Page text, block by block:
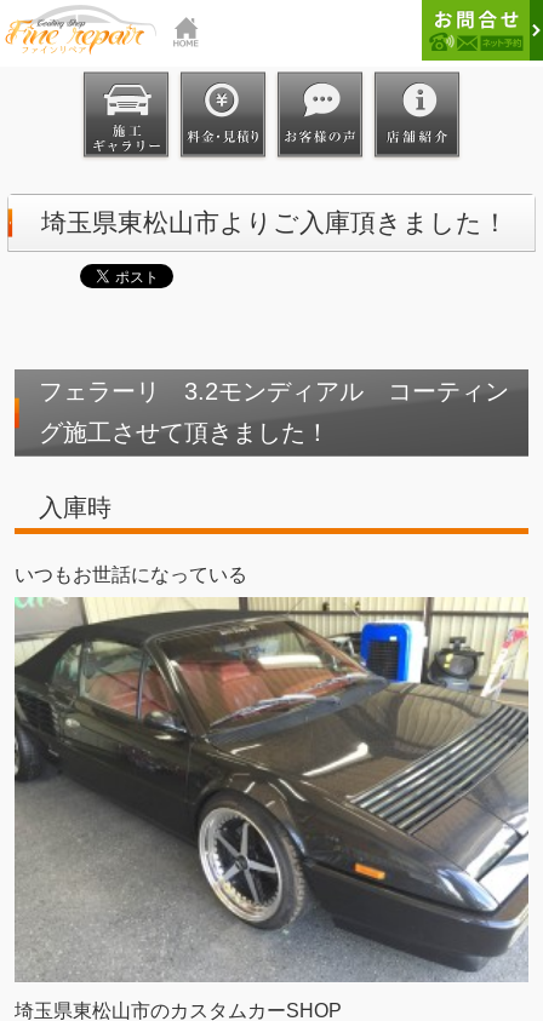
埼玉県東松山市よりご入庫頂きました！
フェラーリ 3.2モンディアル コーティン
グ施工させて頂きました！
入庫時
いつもお世話になっている
埼玉県東松山市のカスタムカーSHOP